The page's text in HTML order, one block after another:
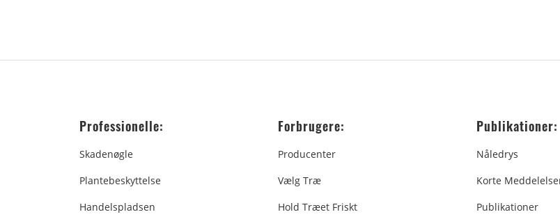
Professionelle:
Skadenøgle
Plantebeskyttelse
Handelspladsen
Forbrugere:
Producenter
Vælg Træ
Hold Træet Friskt
Publikationer:
Nåledrys
Korte
Publikationer